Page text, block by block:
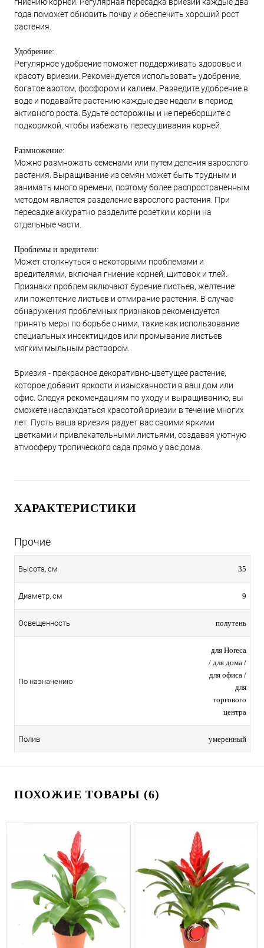
года поможет обновить почву и обеспечить хороший рост
растения.
Удобрение:
Регулярное удобрение поможет поддерживать здоровье и
красоту вриезии. Рекомендуется использовать удобрение,
богатое азотом, фосфором и калием. Разведите удобрение в
воде и подавайте растению каждые две недели в период
активного роста. Будьте осторожны и не переборщите с
подкормкой, чтобы избежать пересушивания корней.
Размножение:
Можно размножать семенами или путем деления взрослого
растения. Выращивание из семян может быть трудным и
занимать много времени, поэтому более распространенным
методом является разделение взрослого растения. При
пересадке аккуратно разделите розетки и корни на
отдельные части.
Проблемы и вредители:
Может столкнуться с некоторыми проблемами и
вредителями, включая гниение корней, щитовок и тлей.
Признаки проблем включают бурение листьев, желтение
или пожелтение листьев и отмирание растения. В случае
обнаружения проблемных признаков рекомендуется
принять меры по борьбе с ними, такие как использование
специальных инсектицидов или промывание листьев
мягким мыльным раствором.
Вриезия - прекрасное декоративно-цветущее растение,
которое добавит яркости и изысканности в ваш дом или
офис. Следуя рекомендациям по уходу и выращиванию, вы
сможете наслаждаться красотой вриезии в течение многих
лет. Пусть ваша вриезия радует вас своими яркими
цветками и привлекательными листьями, создавая уютную
атмосферу тропического сада прямо у вас дома.
ХАРАКТЕРИСТИКИ
Прочие
Высота, см 35
Диаметр, см 9
Освещенность полутень
По назначению
для Horeca
/ для дома /
для офиса /
для
торгового
центра
Полив умеренный
ПОХОЖИЕ ТОВАРЫ (6)